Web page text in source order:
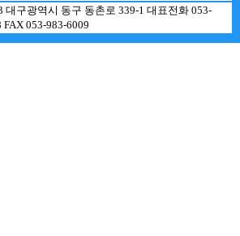
대구광역시 동구 동촌로 339-1 대표전화 053-
FAX 053-983-6009